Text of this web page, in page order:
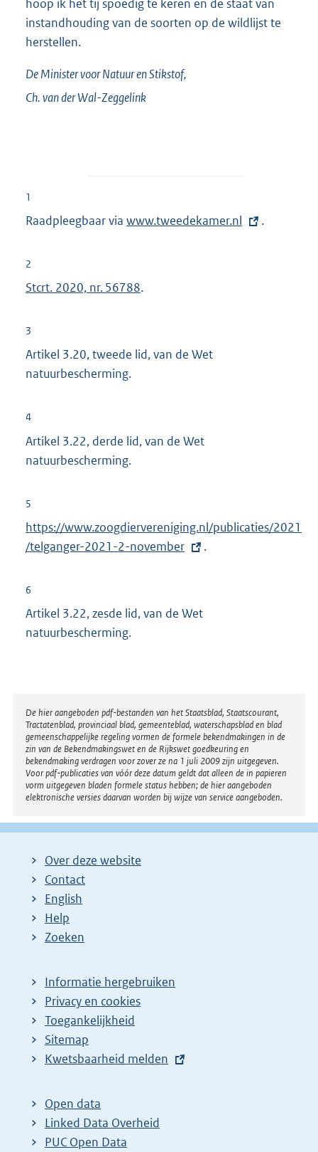
hoop ik het tij spoedig te keren en de staat van
instandhouding van de soorten op de wildlijst te
herstellen.
De Minister voor Natuur en Stikstof,
Ch. van derWal-Zeggelink
1
Raadpleegbaar via E
r
l
i
www.tweedekamer.nl .
2
Stcrt. 2020, nr. 56788.
3
Artikel 3.20, tweede lid, van de Wet
natuurbescherming.
4
Artikel 3.22, derde lid, van de Wet
natuurbescherming.
5
E
x
e
n
e
k
:
https://www.zoogdiervereniging.nl/publicaties/2021
/telganger-2021-2-november
.
6
Artikel 3.22, zesde lid, van de Wet
natuurbescherming.
Disclaimer
De hier aangeboden pdf-bestanden van het Staatsblad, Staatscourant,
Tractatenblad, provinciaal blad, gemeenteblad, waterschapsblad en blad
gemeenschappelijke regeling vormen de formele bekendmakingen in de
zin van de Bekendmakingswet en de Rijkswet goedkeuring en
bekendmaking verdragen voor zover ze na 1 juli 2009 zijn uitgegeven.
Voor pdf-publicaties van vóór deze datum geldt dat alleen de in papieren
vorm uitgegeven bladen formele status hebben; de hier aangeboden
elektronische versies daarvan worden bij wijze van service aangeboden.
Over deze website
Contact
English
Help
Zoeken
Informatie hergebruiken
Privacy en cookies
Toegankelijkheid
Sitemap
E
t
e
r
Kwetsbaarheid melden
Open data
Linked Data Overheid
PUC Open Data